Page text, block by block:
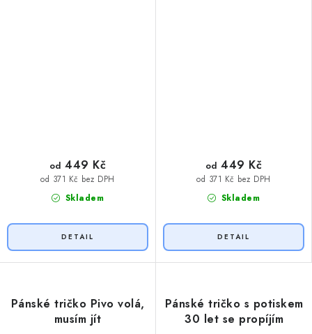
Skladem
od 371 Kč bez DPH
od 449 Kč
Skladem
od 371 Kč bez DPH
od 449 Kč
Pánské tričko Pivo volá,
musím jít
Pánské tričko s potiskem
30 let se propíjím